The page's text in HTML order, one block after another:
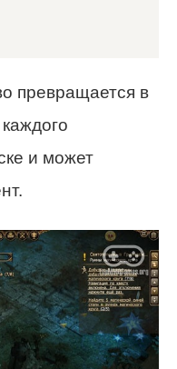
превращается в
и может